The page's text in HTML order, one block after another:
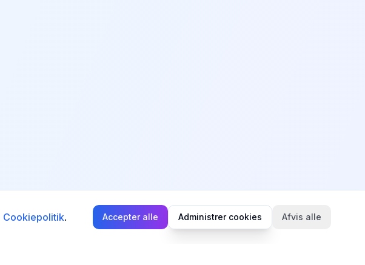
Cookiepolitik. Accepter alle Administrer cookies Afvis alle